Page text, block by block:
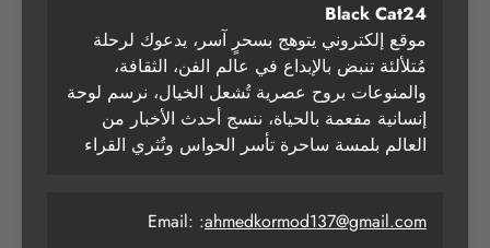
Black Cat24
موقع إلكتروني يتوهج بسحرٍ آسر، يدعوك لرحلة
مُتلألئة تنبض بالإبداع في عالم الفن، الثقافة،
والمنوعات بروح عصرية تُشعل الخيال، نرسم لوحة
إنسانية مفعمة بالحياة، ننسج أحدث الأخبار من
العالم بلمسة ساحرة تأسر الحواس وتُثري القراء
Email: :ahmedkormod137@gmail.com